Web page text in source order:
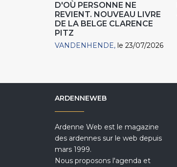
D'OÙ PERSONNE NE
REVIENT. NOUVEAU LIVRE
DE LA BELGE CLARENCE
PITZ
VANDENHENDE le 23/07/2026
ARDENNEWEB
Ardenne Web est le magazine
des ardennes sur le web depuis
mars 1999.
Nous proposons l'agenda et